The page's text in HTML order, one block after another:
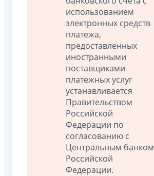
использованием
электронных средств
платежа,
предоставленных
иностранными
поставщиками
платежных услуг
устанавливается
Правительством
Российской
Федерации по
согласованию с
Центральным банком
Российской
Федерации.